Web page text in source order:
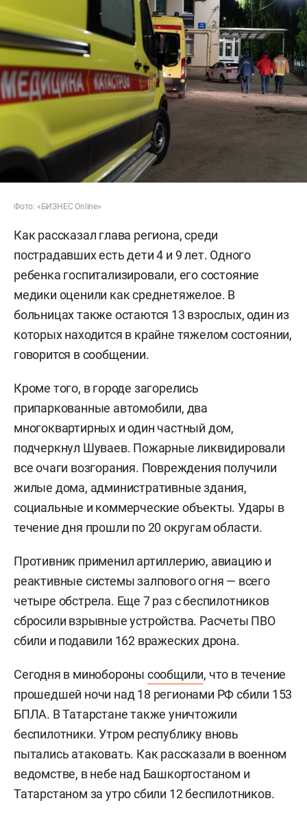
Фото: «БИЗНЕС Online»
Как рассказал глава региона, среди
пострадавших есть дети 4 и 9 лет. Одного
ребенка госпитализировали, его состояние
медики оценили как среднетяжелое. В
больницах также остаются 13 взрослых, один из
которых находится в крайне тяжелом состоянии,
говорится в сообщении.
Кроме того, в городе загорелись
припаркованные автомобили, два
многоквартирных и один частный дом,
подчеркнул Шуваев. Пожарные ликвидировали
все очаги возгорания. Повреждения получили
жилые дома, административные здания,
социальные и коммерческие объекты. Удары в
течение дня прошли по 20 округам области.
Противник применил артиллерию, авиацию и
реактивные системы залпового огня — всего
четыре обстрела. Еще 7 раз с беспилотников
сбросили взрывные устройства. Расчеты ПВО
сбили и подавили 162 вражеских дрона.
Сегодня в минобороны сообщили, что в течение
прошедшей ночи над 18 регионами РФ сбили 153
БПЛА. В Татарстане также уничтожили
беспилотники. Утром республику вновь
пытались атаковать. Как рассказали в военном
ведомстве, в небе над Башкортостаном и
Татарстаном за утро сбили 12 беспилотников.